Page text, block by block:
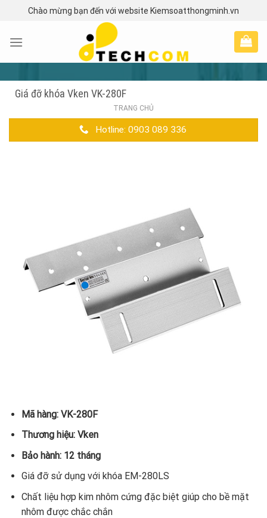
content
Chào mừng bạn đến với website Kiemsoatthongminh.vn
Giá đỡ khóa Vken VK-280F
TRANG CHỦ
Hotline: 0903 089 336
Mã hàng: VK-280F
Thương hiệu: Vken
Bảo hành: 12 tháng
Giá đỡ sử dụng với khóa EM-280LS
Chất liệu hợp kim nhôm cứng đặc biệt giúp cho bề mặt
nhôm được chắc chắn